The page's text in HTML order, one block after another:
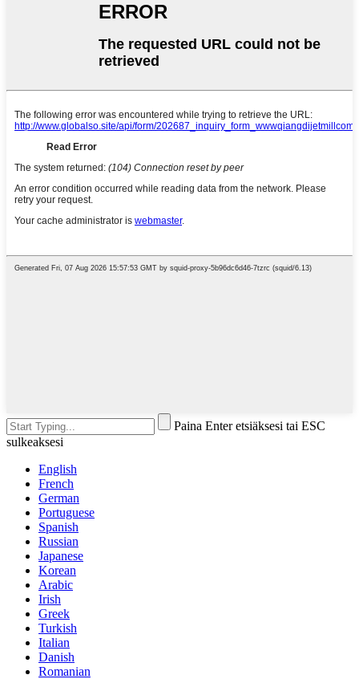
Paina Enter etsiäksesi tai ESC
sulkeaksesi
English
French
German
Portuguese
Spanish
Russian
Japanese
Korean
Arabic
Irish
Greek
Turkish
Italian
Danish
Romanian